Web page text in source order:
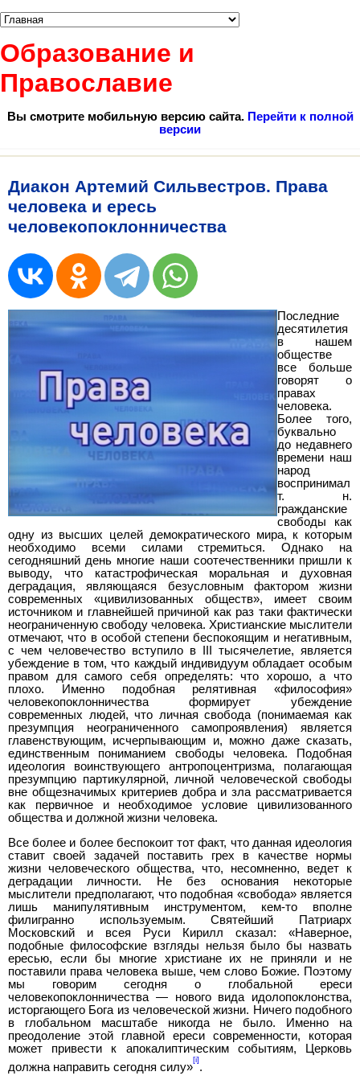
Образование и
Православие
Вы смотрите мобильную версию сайта. Перейти к полной
версии
Диакон Артемий Сильвестров. Права
человека и ересь
человекопоклонничества
Последние
десятилетия
в нашем
обществе
все больше
говорят о
правах
человека.
Более того,
буквально
до недавнего
времени наш
народ
воспринимал
т. н.
гражданские
свободы как
одну из высших целей демократического мира, к которым
необходимо всеми силами стремиться. Однако на
сегодняшний день многие наши соотечественники пришли к
выводу, что катастрофическая моральная и духовная
деградация, являющаяся безусловным фактором жизни
современных «цивилизованных обществ», имеет своим
источником и главнейшей причиной как раз таки фактически
неограниченную свободу человека. Христианские мыслители
отмечают, что в особой степени беспокоящим и негативным,
с чем человечество вступило в III тысячелетие, является
убеждение в том, что каждый индивидуум обладает особым
правом для самого себя определять: что хорошо, а что
плохо. Именно подобная релятивная «философия»
человекопоклонничества формирует убеждение
современных людей, что личная свобода (понимаемая как
презумпция неограниченного самопроявления) является
главенствующим, исчерпывающим и, можно даже сказать,
единственным пониманием свободы человека. Подобная
идеология воинствующего антропоцентризма, полагающая
презумпцию партикулярной, личной человеческой свободы
вне общезначимых критериев добра и зла рассматривается
как первичное и необходимое условие цивилизованного
общества и должной жизни человека.
Все более и более беспокоит тот факт, что данная идеология
ставит своей задачей поставить грех в качестве нормы
жизни человеческого общества, что, несомненно, ведет к
деградации личности. Не без основания некоторые
мыслители предполагают, что подобная «свобода» является
лишь манипулятивным инструментом, кем-то вполне
филигранно используемым. Святейший Патриарх
Московский и всея Руси Кирилл сказал: «Наверное,
подобные философские взгляды нельзя было бы назвать
ересью, если бы многие христиане их не приняли и не
поставили права человека выше, чем слово Божие. Поэтому
мы говорим сегодня о глобальной ереси
человекопоклонничества — нового вида идолопоклонства,
исторгающего Бога из человеческой жизни. Ничего подобного
в глобальном масштабе никогда не было. Именно на
преодоление этой главной ереси современности, которая
может привести к апокалиптическим событиям, Церковь
должна направить сегодня силу»
[i]
.